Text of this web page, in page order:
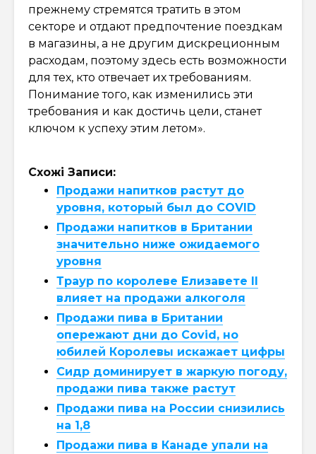
прежнему стремятся тратить в этом
секторе и отдают предпочтение поездкам
в магазины, а не другим дискреционным
расходам, поэтому здесь есть возможности
для тех, кто отвечает их требованиям.
Понимание того, как изменились эти
требования и как достичь цели, станет
ключом к успеху этим летом».
Схожі Записи:
Продажи напитков растут до
уровня, который был до COVID
Продажи напитков в Британии
значительно ниже ожидаемого
уровня
Траур по королеве Елизавете II
влияет на продажи алкоголя
Продажи пива в Британии
опережают дни до Covid, но
юбилей Королевы искажает цифры
Сидр доминирует в жаркую погоду,
продажи пива также растут
Продажи пива на России снизились
на 1,8
Продажи пива в Канаде упали на